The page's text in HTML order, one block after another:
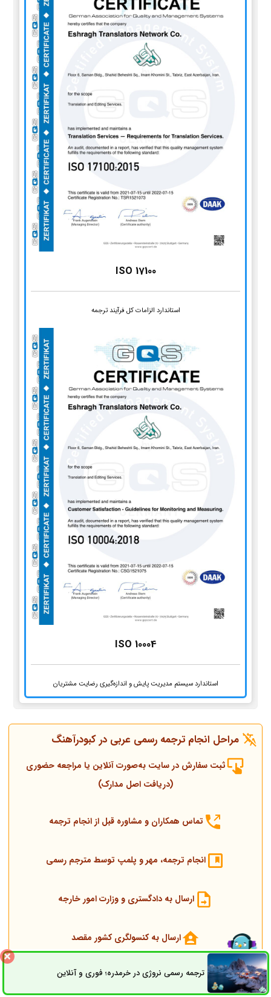
ISO 17100
استاندارد الزامات کل فرآیند ترجمه
ISO 10004
استاندارد سیستم مدیریت پایش و اندازه‌گیری رضایت مشتریان
مراحل انجام ترجمه رسمی عربی در کبودرآهنگ
ثبت سفارش در سایت به‌صورت آنلاین یا مراجعه حضوری
(دریافت اصل مدارک)
تماس همکاران و مشاوره قبل از انجام ترجمه
انجام ترجمه، مهر و پلمپ توسط مترجم رسمی
ارسال به دادگستری و وزارت امور خارجه
ارسال به کنسولگری کشور مقصد
تحویل مدارک اصلی و ترجمه
ترجمه رسمی نروژی در خرمدره؛ فوری و آنلاینثبت سفارش راه های ارتباطی